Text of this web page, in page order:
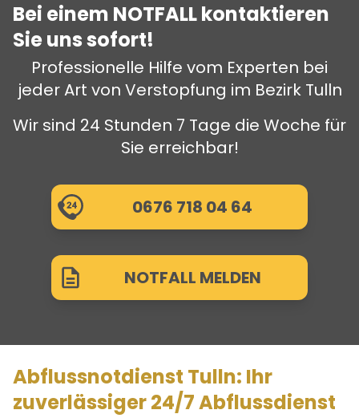
Bei einem NOTFALL kontaktieren
Sie uns sofort!
Professionelle Hilfe vom Experten bei
jeder Art von Verstopfung im Bezirk Tulln
Wir sind 24 Stunden 7 Tage die Woche für
Sie erreichbar!
0676 718 04 64
NOTFALL MELDEN
Abflussnotdienst Tulln: Ihr
zuverlässiger 24/7 Abflussdienst